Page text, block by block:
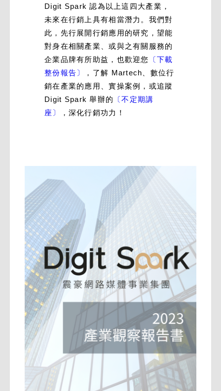
Digit Spark 認為以上這四大產業，
未來在行銷上具有相當潛力。我們對
此，先行展開行銷應用的研究，望能
對身在相關產業、或與之有關服務的
企業品牌有所助益，也歡迎您
〔下載
整份報告〕
，了解 Martech、數位行
銷在產業的應用、實操案例，或追蹤
Digit Spark 舉辦的
〔不定期講
座〕
，深化行銷功力！